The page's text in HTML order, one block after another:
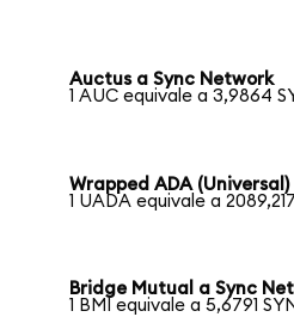
Auctus a Sync Network
1 AUC equivale a 3,9864
Wrapped ADA
1 UADA equivale a
Bridge Mutual a Sync
1 BMI equivale a 5,6791